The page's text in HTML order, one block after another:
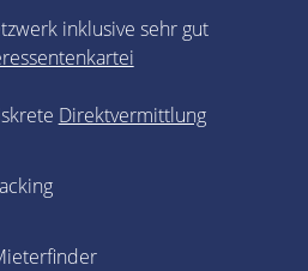
inklusive sehr gut
Direktvermittlung